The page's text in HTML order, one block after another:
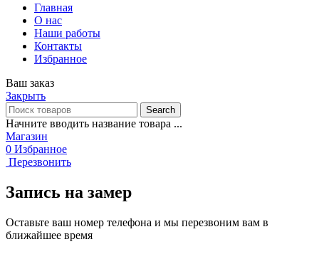
Главная
О нас
Наши работы
Контакты
Избранное
Ваш заказ
Закрыть
Search
Начните вводить название товара ...
Магазин
0 Избранное
Перезвонить
Запись на замер
Оставьте ваш номер телефона и мы перезвоним вам в
ближайшее время